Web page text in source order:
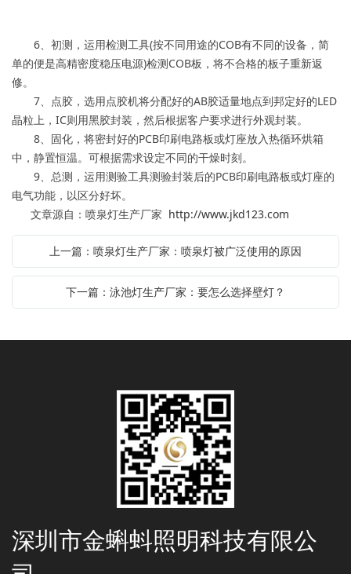
6、初测，运用检测工具(按不同用途的COB有不同的设备，简
单的便是高精密度稳压电源)检测COB板，将不合格的板子重新返
修。
7、点胶，选用点胶机将分配好的AB胶适量地点到邦定好的LED
晶粒上，IC则用黑胶封装，然后根据客户要求进行外观封装。
8、固化，将密封好的PCB印刷电路板或灯座放入热循环烘箱
中，静置恒温。可根据需求设定不同的干燥时刻。
9、总测，运用测验工具测验封装后的PCB印刷电路板或灯座的
电气功能，以区分好坏。
文章源自：喷泉灯生产厂家 http://www.jkd123.com
上一篇：喷泉灯生产厂家：喷泉灯被广泛使用的原因
下一篇：泳池灯生产厂家：要怎么选择壁灯？
深圳市金蝌蚪照明科技有限公